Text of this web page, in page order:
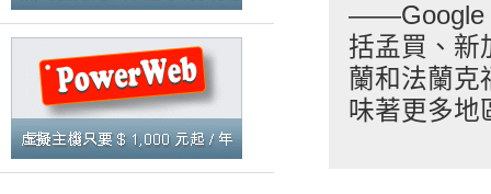
——Google
括孟買、新
蘭和法蘭克
味著更多地